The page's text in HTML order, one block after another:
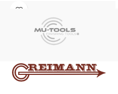
Für die Bearbeitung kleiner und
Robuste Tischmaschine auf vier
gummierten Füßen